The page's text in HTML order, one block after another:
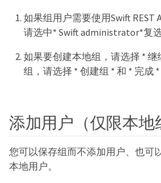
如果组用户需要使用Swift REST
请选中* Swift administrator*复选
如果要创建本地组，请选择 * 继
组，请选择 * 创建组 * 和 * 完成 *
添加用户（仅限本地
您可以保存组而不添加用户、也可
本地用户。